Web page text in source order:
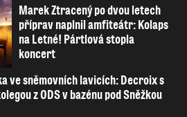
Marek Ztracený po dvou letech
příprav naplnil amfiteátr: Kolaps
na Letné! Pártlová stopla
koncert
ve sněmovních lavicích: Decroix s
z ODS v bazénu pod Sněžkou